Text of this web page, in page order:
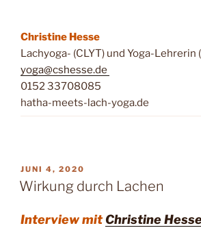
Christine Hesse
Lachyoga- (CLYT) und Yoga-Lehrerin
yoga@cshesse.de
0152 33708085
hatha-meets-lach-yoga.de
VERÖFFENTLICHT
AM
JUNI 4, 2020
Wirkung durch Lachen
Interview mitChristine